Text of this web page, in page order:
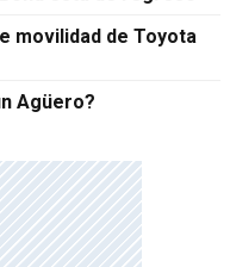
movilidad de Toyota
Agüero?